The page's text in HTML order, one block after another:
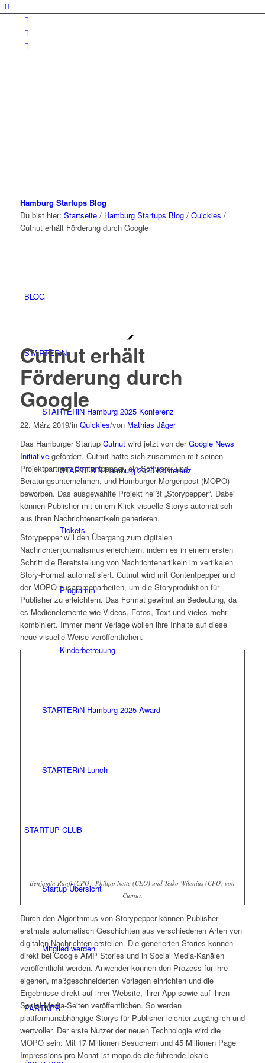
BLOG
STARTERiN
STARTERiN Hamburg 2025 Konferenz
STARTERiN Hamburg 2025 Konferenz
Tickets
Programm
Kinderbetreuung
STARTERiN Hamburg 2025 Award
STARTERiN Lunch
STARTUP CLUB
Startup Übersicht
Mitglied werden
PARTNER
Hamburg Startups Blog
Du bist hier: Startseite / Hamburg Startups Blog / Quickies /
Cutnut erhält Förderung durch Google
Cutnut erhält
Förderung durch
Google
22. März 2019/in Quickies/von Mathias Jäger
Das Hamburger Startup Cutnutwird jetzt von derGoogle News
Initiativegefördert. Cutnut hatte sich zusammen mit seinen
Projektpartnern Contentpepper, ein Software- und
Beratungsunternehmen, und Hamburger Morgenpost (MOPO)
beworben. Das ausgewählte Projekt heißt „Storypepper“. Dabei
können Publisher mit einem Klick visuelle Storys automatisch
aus ihren Nachrichtenartikeln generieren.
Storypepper will den Übergang zum digitalen
Nachrichtenjournalismus erleichtern, indem es in einem ersten
Schritt die Bereitstellung von Nachrichtenartikeln im vertikalen
Story-Format automatisiert. Cutnut wird mit Contentpepper und
der MOPO zusammenarbeiten, um die Storyproduktion für
Publisher zu erleichtern. Das Format gewinnt an Bedeutung, da
es Medienelemente wie Videos, Fotos, Text und vieles mehr
kombiniert. Immer mehr Verlage wollen ihre Inhalte auf diese
neue visuelle Weise veröffentlichen.
Benjamin Ranft (CPO), Philipp Nette (CEO) und Teiko Wilenius (CFO) von
Cutnut.
Durch den Algorithmus von Storypepper können Publisher
erstmals automatisch Geschichten aus verschiedenen Arten von
digitalen Nachrichten erstellen. Die generierten Stories können
direkt bei Google AMP Stories und in Social Media-Kanälen
veröffentlicht werden. Anwender können den Prozess für ihre
eigenen, maßgeschneiderten Vorlagen einrichten und die
Ergebnisse direkt auf ihrer Website, ihrer App sowie auf ihren
Social Media-Seiten veröffentlichen. So werden
plattformunabhängige Storys für Publisher leichter zugänglich und
wertvoller. Der erste Nutzer der neuen Technologie wird die
MOPO sein: Mit 17 Millionen Besuchern und 45 Millionen Page
Impressions pro Monat ist mopo.de die führende lokale